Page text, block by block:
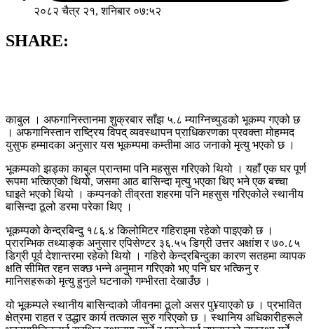
२०८२ चैत्र २१, शनिबार ०७:५२
SHARE:
काबुल । अफगानिस्तानमा शुक्रबार साँझ ५.८ म्याग्निच्युडको भूकम्प गएको छ
। अफगानिस्तान राष्ट्रिय विपद् व्यवस्थापन प्राधिकरणका प्रवक्ता मोहम्मद
युसुफ हम्मादका अनुसार यस भूकम्पमा कम्तीमा आठ जनाको मृत्यु भएको छ ।
भूकम्पको झड्का काबुल प्रान्तमा पनि महसुस गरिएको थियो । यहाँ एक घर पूर्ण
रूपमा भत्किएको थियो, जसमा आठ बासिन्दा मृत्यु भएका थिए भने एक बच्चा
घाइते भएको थियो । कम्पनको तीव्रता शहरमा पनि महसुस गरिएकोले स्थानीय
बासिन्दा ठूलो डरमा परेका थिए ।
भूकम्पको केन्द्रबिन्दु १८६.४ किलोमिटर गहिराइमा रहेको पाइएको छ ।
प्रारम्भिक तथ्याङ्क अनुसार एपिसेण्टर ३६.५५ डिग्री उत्तर अक्षांश र ७०.८५
डिग्री पूर्व देशान्तरमा रहेको थियो । गहिरो केन्द्रबिन्दुका कारण सतहमा व्यापक
क्षति सीमित रहन सक्छ भन्ने अनुमान गरिएको भए पनि घर भत्किनु र
मानिसहरूको मृत्यु हुनुले घटनाको गम्भीरता देखाउँछ ।
यो भूकम्पले स्थानीय बासिन्दाको जीवनमा ठूलो असर पु¥याएको छ । प्रभावित
क्षेत्रमा राहत र उद्धार कार्य तत्काल सुरु गरिएको छ । स्थानिय अधिकारीहरूले